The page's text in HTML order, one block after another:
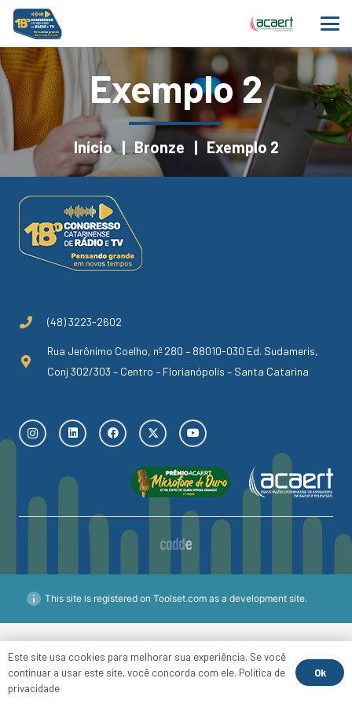
Exemplo 2
Início | Bronze | Exemplo 2
(48) 3223-2602
Rua Jerônimo Coelho, nº 280 – 88010-030 Ed. Sudameris,
Conj 302/303 – Centro – Florianópolis – Santa Catarina
Este site usa cookies para melhorar sua experiência. Se você
continuar a usar este site, você concorda com ele. Política de
privacidade
Ok
This site is registered on Toolset.com as a development site.